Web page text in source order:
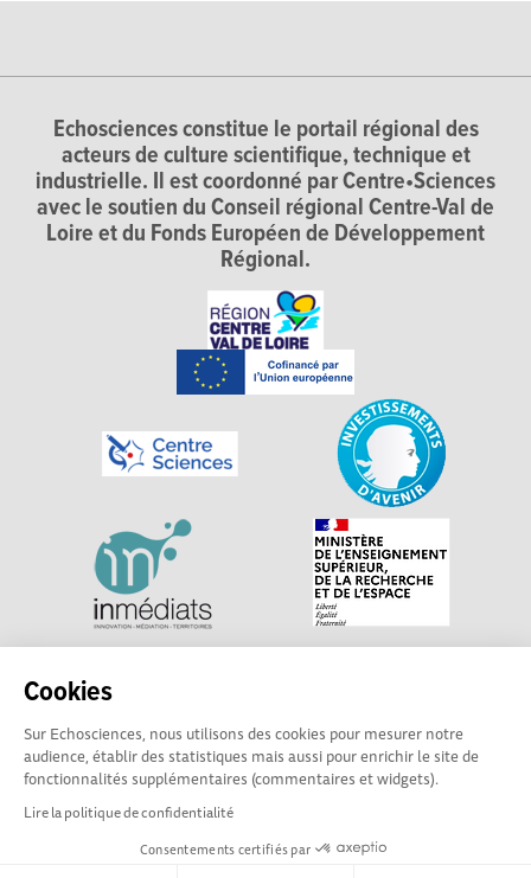
Cookies
Sur Echosciences, nous utilisons des cookies pour mesurer notre
audience, établir des statistiques mais aussi pour enrichir le site de
fonctionnalités supplémentaires (commentaires et widgets).
Lire la politique de confidentialité
Consentements certifiés par
Echosciences constitue le portail régional des
acteurs de culture scientifique, technique et
industrielle. Il est coordonné par Centre•Sciences
avec le soutien du Conseil régional Centre-Val de
Loire et du Fonds Européen de Développement
Régional.
Explorer, s’exprimer, rentrer en contact : Echosciences
sciences et de technologies du territoire. Propulsé par
Centre•Sciences/ Contact : echosciences@centre-
sciences.fr
Mentions légales|Politique de confidentialité